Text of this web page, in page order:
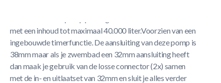
met een inhoud tot maximaal 40.000 liter.Voorzien van een
ingebouwde timerfunctie. De aansluiting van deze pomp is
38mm maar als je zwembad een 32mm aansluiting heeft
dan maak je gebruik van de losse connector (2x) samen
met de in- en uitlaatset van 32mm en sluit je alles verder